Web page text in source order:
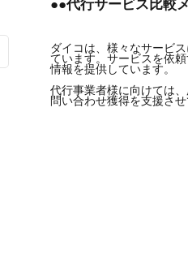
●●代行サービス比較
ダイコは、様々なサービ
ています。サービスを依
情報を提供しています。
代行事業者様に向けては
問い合わせ獲得を支援さ